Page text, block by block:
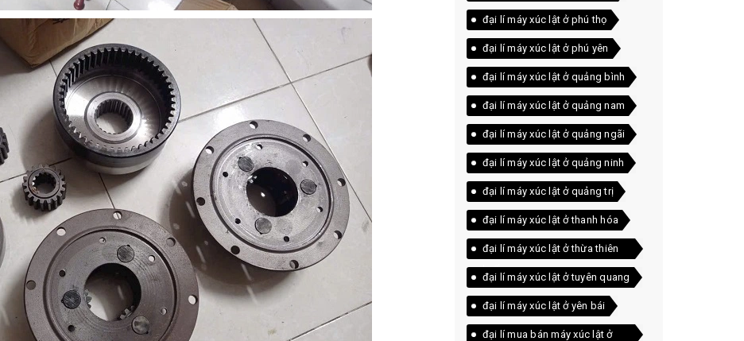
đại lí máy xúc lật ở phú thọ
đại lí máy xúc lật ở phú yên
đại lí máy xúc lật ở quảng bình
đại lí máy xúc lật ở quảng nam
đại lí máy xúc lật ở quảng ngãi
đại lí máy xúc lật ở quảng ninh
đại lí máy xúc lật ở quảng trị
đại lí máy xúc lật ở thanh hóa
đại lí máy xúc lật ở thừa thiên
huế
đại lí máy xúc lật ở tuyên quang
đại lí máy xúc lật ở yên bái
đại lí mua bán máy xúc lật ở